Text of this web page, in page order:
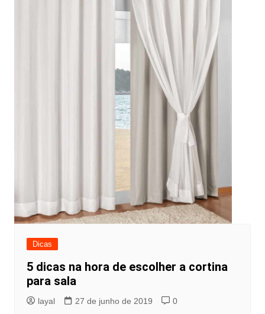
Dicas
5 dicas na hora de escolher a cortina
para sala
layal 27 de junho de 2019 0